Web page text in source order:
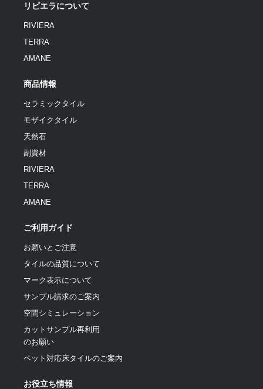
リビエラについて
RIVIERA
TERRA
AMANE
商品情報
セラミックタイル
モザイクタイル
天然石
副資材
RIVIERA
TERRA
AMANE
ご利用ガイド
お願いとご注意
タイルの品質について
マーク表示について
サンプル請求のご案内
空間シミュレーション
カットサンプル再利用
のお願い
ペット対応床タイルのご案内
お役立ち情報